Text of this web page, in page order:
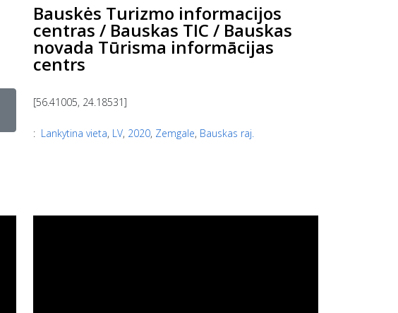
Bauskės Turizmo informacijos
centras / Bauskas TIC / Bauskas
novada Tūrisma informācijas
centrs
[56.41005, 24.18531]
: Lankytina vieta, LV, 2020, Zemgale, Bauskas raj.